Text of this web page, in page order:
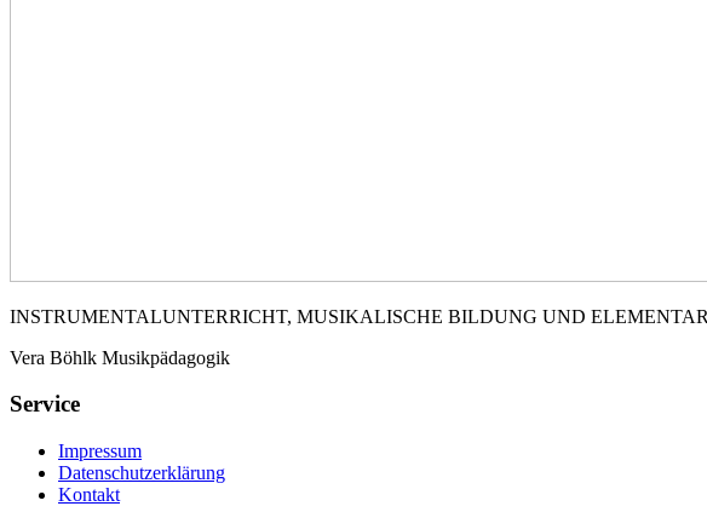
INSTRUMENTALUNTERRICHT, MUSIKALISCHE BILDUNG UND
Vera Böhlk Musikpädagogik
Service
Impressum
Datenschutzerklärung
Kontakt